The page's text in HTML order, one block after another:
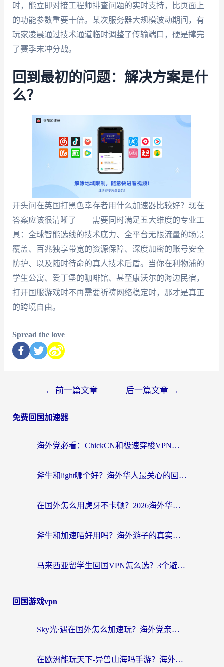
时，能立即对接工程师排查问题的实时支持，比页面上
的功能参数重要十倍。某次服务器大规模波动期间，有
玩家凌晨通过技术通道临时调整了传输端口，硬是撑完
了赛季末冲分战。
回到最初的问题：解决方案是什
么？
开头问在英国打黑色幸存者用什么加速器比较好？现在
答案应该很清晰了——需要同时满足五大维度的专业工
具：全球智能选线的技术底力、全平台无限流量的场景
覆盖、百兆独享带宽的资源保障、深度加密的账号安全
防护、以及随时待命的真人技术后盾。当你在利物浦的
学生公寓、爱丁堡的咖啡馆、甚至康沃尔的海边民宿，
打开国服游戏时不再需要祈祷网络稳定时，那才是真正
的跨境自由。
Spread the love
← 前一篇文章 后一篇文章 →
免费回国加速器
海外党必看：ChickCN和极速穿梭VPN好用吗？3招教你选对回国加速器无缝刷国内资源
斧牛和light哪个好？海外华人最关心的回国加速器选择难题，一篇讲透
在国外怎么用虎牙不卡顿？2026海外华人亲测有效的回国加速器选择指南
斧牛和加速喵好用吗？海外游子的真实选择困境
马来西亚留学生回国VPN怎么选？3个避坑点+1款实测好用的加速器推荐
回国游戏vpn
Sky光·遇在国外怎么加速玩？海外党亲测有效的国服游戏加速指南
在欧洲能玩天下-异兽山海吗手游？海外玩家的加速器生存指南